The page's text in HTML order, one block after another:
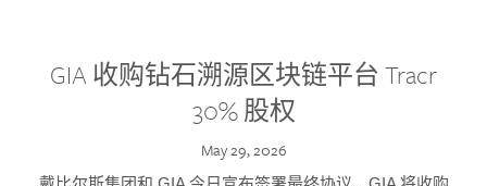
GIA 收购钻石溯源区块链平台 Tracr
30% 股权
May 29, 2026